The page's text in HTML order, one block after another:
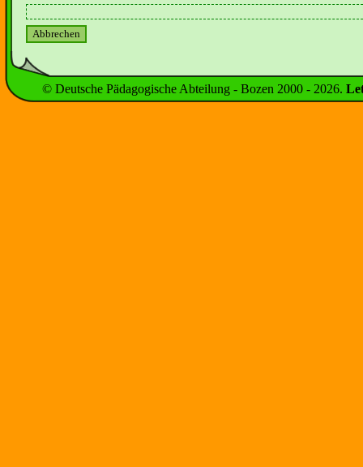
© Deutsche Pädagogische Abteilung - Bozen 2000 - 2026.